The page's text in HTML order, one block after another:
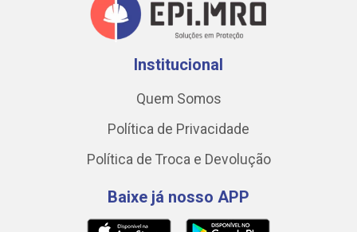
Institucional
Quem Somos
Política de Privacidade
Política de Troca e Devolução
Baixe já nosso APP